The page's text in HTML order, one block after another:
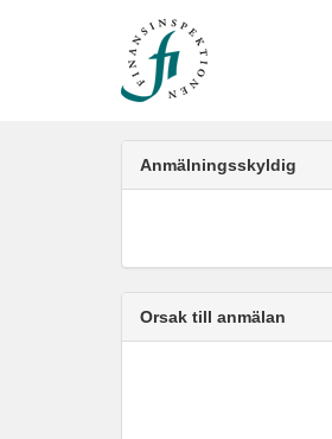
Anmälningsskyldig
Orsak till anmälan